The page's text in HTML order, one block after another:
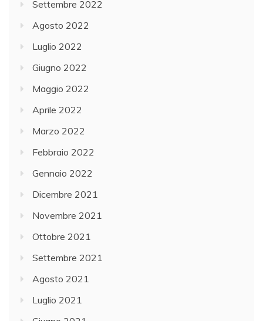
Settembre 2022
Agosto 2022
Luglio 2022
Giugno 2022
Maggio 2022
Aprile 2022
Marzo 2022
Febbraio 2022
Gennaio 2022
Dicembre 2021
Novembre 2021
Ottobre 2021
Settembre 2021
Agosto 2021
Luglio 2021